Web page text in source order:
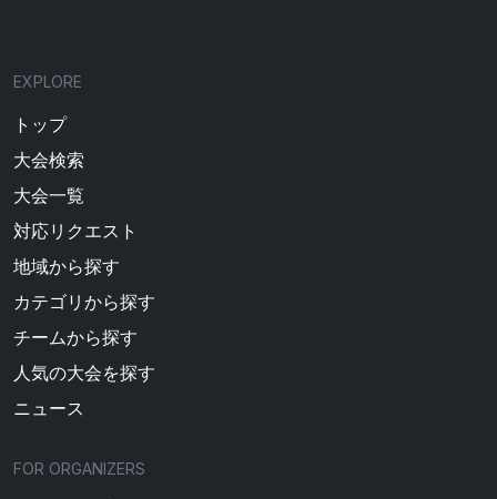
EXPLORE
トップ
大会検索
大会一覧
対応リクエスト
地域から探す
カテゴリから探す
チームから探す
人気の大会を探す
ニュース
FOR ORGANIZERS